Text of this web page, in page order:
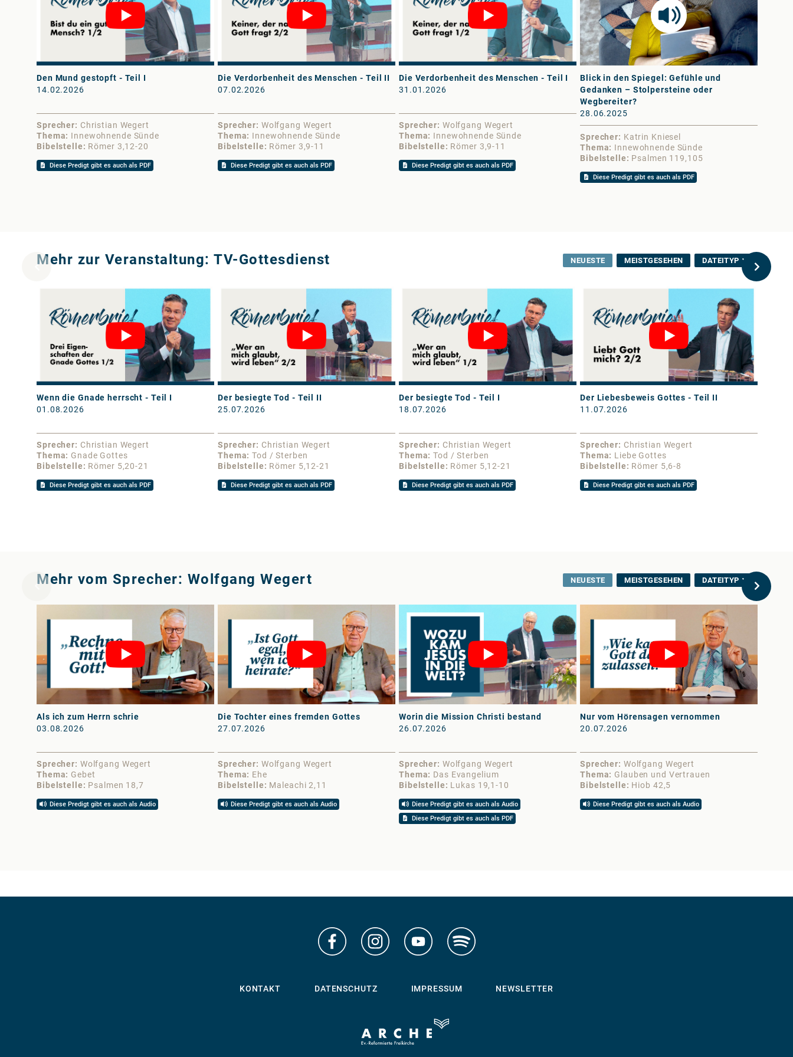
Den Mund gestopft - Teil I
14.02.2026
Sprecher
Christian Wegert
Thema
Innewohnende Sünde
Bibelstelle
Römer 3,12-20
Diese Predigt gibt es auch als PDF
Die Verdorbenheit des Menschen - Teil II
07.02.2026
Sprecher
Wolfgang Wegert
Thema
Innewohnende Sünde
Bibelstelle
Römer 3,9-11
Diese Predigt gibt es auch als PDF
Die Verdorbenheit des Menschen - Teil I
31.01.2026
Sprecher
Wolfgang Wegert
Thema
Innewohnende Sünde
Bibelstelle
Römer 3,9-11
Diese Predigt gibt es auch als PDF
Blick in den Spiegel: Gefühle und
Gedanken – Stolpersteine oder
Wegbereiter?
28.06.2025
Sprecher
Katrin Kniesel
Thema
Innewohnende Sünde
Bibelstelle
Psalmen 119,105
Diese Predigt gibt es auch als PDF
Mehr zur Veranstaltung: TV-Gottesdienst NEUESTE MEISTGESEHEN DATEITYP
Wenn die Gnade herrscht - Teil I
01.08.2026
Sprecher
Christian Wegert
Thema
Gnade Gottes
Bibelstelle
Römer 5,20-21
Diese Predigt gibt es auch als PDF
Der besiegte Tod - Teil II
25.07.2026
Sprecher
Christian Wegert
Thema
Tod / Sterben
Bibelstelle
Römer 5,12-21
Diese Predigt gibt es auch als PDF
Der besiegte Tod - Teil I
18.07.2026
Sprecher
Christian Wegert
Thema
Tod / Sterben
Bibelstelle
Römer 5,12-21
Diese Predigt gibt es auch als PDF
Der Liebesbeweis Gottes - Teil II
11.07.2026
Sprecher
Christian Wegert
Thema
Liebe Gottes
Bibelstelle
Römer 5,6-8
Diese Predigt gibt es auch als PDF
Mehr vom Sprecher: Wolfgang Wegert NEUESTE MEISTGESEHEN DATEITYP
Als ich zum Herrn schrie
03.08.2026
Sprecher
Wolfgang Wegert
Thema
Gebet
Bibelstelle
Psalmen 18,7
Diese Predigt gibt es auch als Audio
Die Tochter eines fremden Gottes
27.07.2026
Sprecher
Wolfgang Wegert
Thema
Ehe
Bibelstelle
Maleachi 2,11
Diese Predigt gibt es auch als Audio
Worin die Mission Christi bestand
26.07.2026
Sprecher
Wolfgang Wegert
Thema
Das Evangelium
Bibelstelle
Lukas 19,1-10
Diese Predigt gibt es auch als Audio
Diese Predigt gibt es auch als PDF
Nur vom Hörensagen vernommen
20.07.2026
Sprecher
Wolfgang Wegert
Thema
Glauben und Vertrauen
Bibelstelle
Hiob 42,5
Diese Predigt gibt es auch als Audio
KONTAKT DATENSCHUTZ IMPRESSUM NEWSLETTER